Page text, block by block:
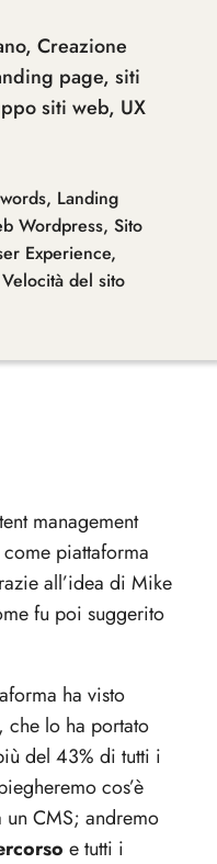
, Creazione
page, siti
siti web, UX
, Landing
Wordpress, Sito
Experience,
Velocità del sito
management
piattaforma
all’idea di Mike
fu poi suggerito
ha visto
, che lo ha portato
del 43% di tutti i
cos’è
CMS; andremo
e tutti i